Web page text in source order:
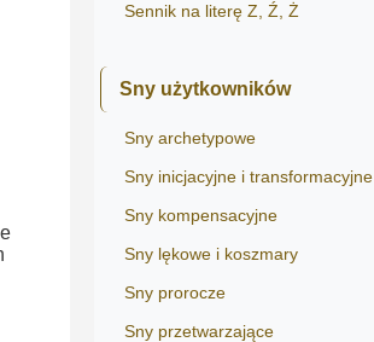
Sennik na literę Z, Ź, Ż
Sny użytkowników
Sny archetypowe
Sny inicjacyjne i transformacyjne
Sny kompensacyjne
Sny lękowe i koszmary
Sny prorocze
Sny przetwarzające